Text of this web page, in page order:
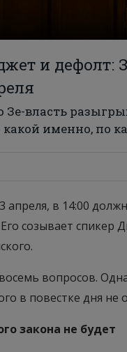
и дефолт:
Зе-власть
какой именно, по
апреля, в 14:00
созывает спикер
вопросов.
в повестке дня не
закона не будет